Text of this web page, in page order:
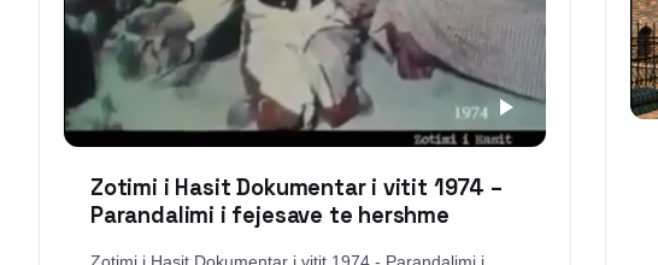
Zotimi i Hasit Dokumentar i vitit 1974 –
Parandalimi i fejesave te hershme